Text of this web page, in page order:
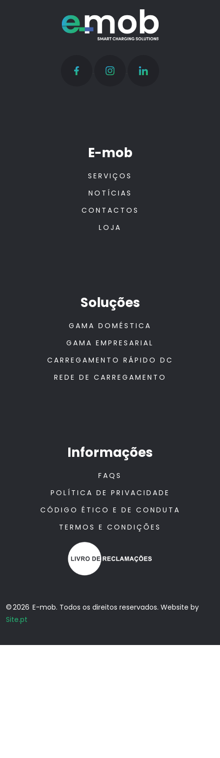
E-mob
SERVIÇOS
NOTÍCIAS
CONTACTOS
LOJA
Soluções
GAMA DOMÉSTICA
GAMA EMPRESARIAL
CARREGAMENTO RÁPIDO DC
REDE DE CARREGAMENTO
Informações
FAQS
POLÍTICA DE PRIVACIDADE
CÓDIGO ÉTICO E DE CONDUTA
TERMOS E CONDIÇÕES
© 2026 E-mob. Todos os direitos reservados. Website by
Site.pt